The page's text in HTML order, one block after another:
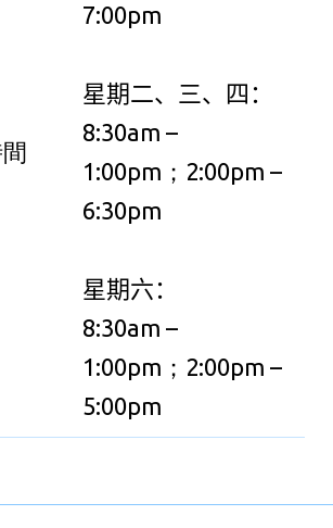
7:00pm
星期二、三、四：
8:30am –
1:00pm； 2:00pm –
6:30pm
星期六：
8:30am –
1:00pm； 2:00pm –
5:00pm